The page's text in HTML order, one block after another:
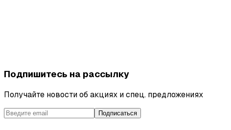
Подпишитесь на рассылку
Получайте новости об акциях и спец. предложениях
Подписаться